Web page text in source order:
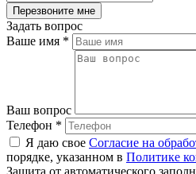
Задать вопрос
Ваше имя *
Ваш вопрос
Телефон *
Я даю свое Согласие на
порядке, указанном в Политике
Защита от автоматического